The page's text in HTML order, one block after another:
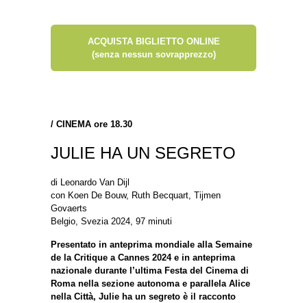
ACQUISTA BIGLIETTO ONLINE
(senza nessun sovrapprezzo)
/ CINEMA ore 18.30
JULIE HA UN SEGRETO
di Leonardo Van Dijl
con Koen De Bouw, Ruth Becquart, Tijmen
Govaerts
Belgio, Svezia 2024, 97 minuti
Presentato in anteprima mondiale alla Semaine
de la Critique a Cannes 2024 e in anteprima
nazionale durante l’ultima Festa del Cinema di
Roma nella sezione autonoma e parallela Alice
nella Città, Julie ha un segreto è il racconto